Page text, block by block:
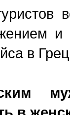
и
в